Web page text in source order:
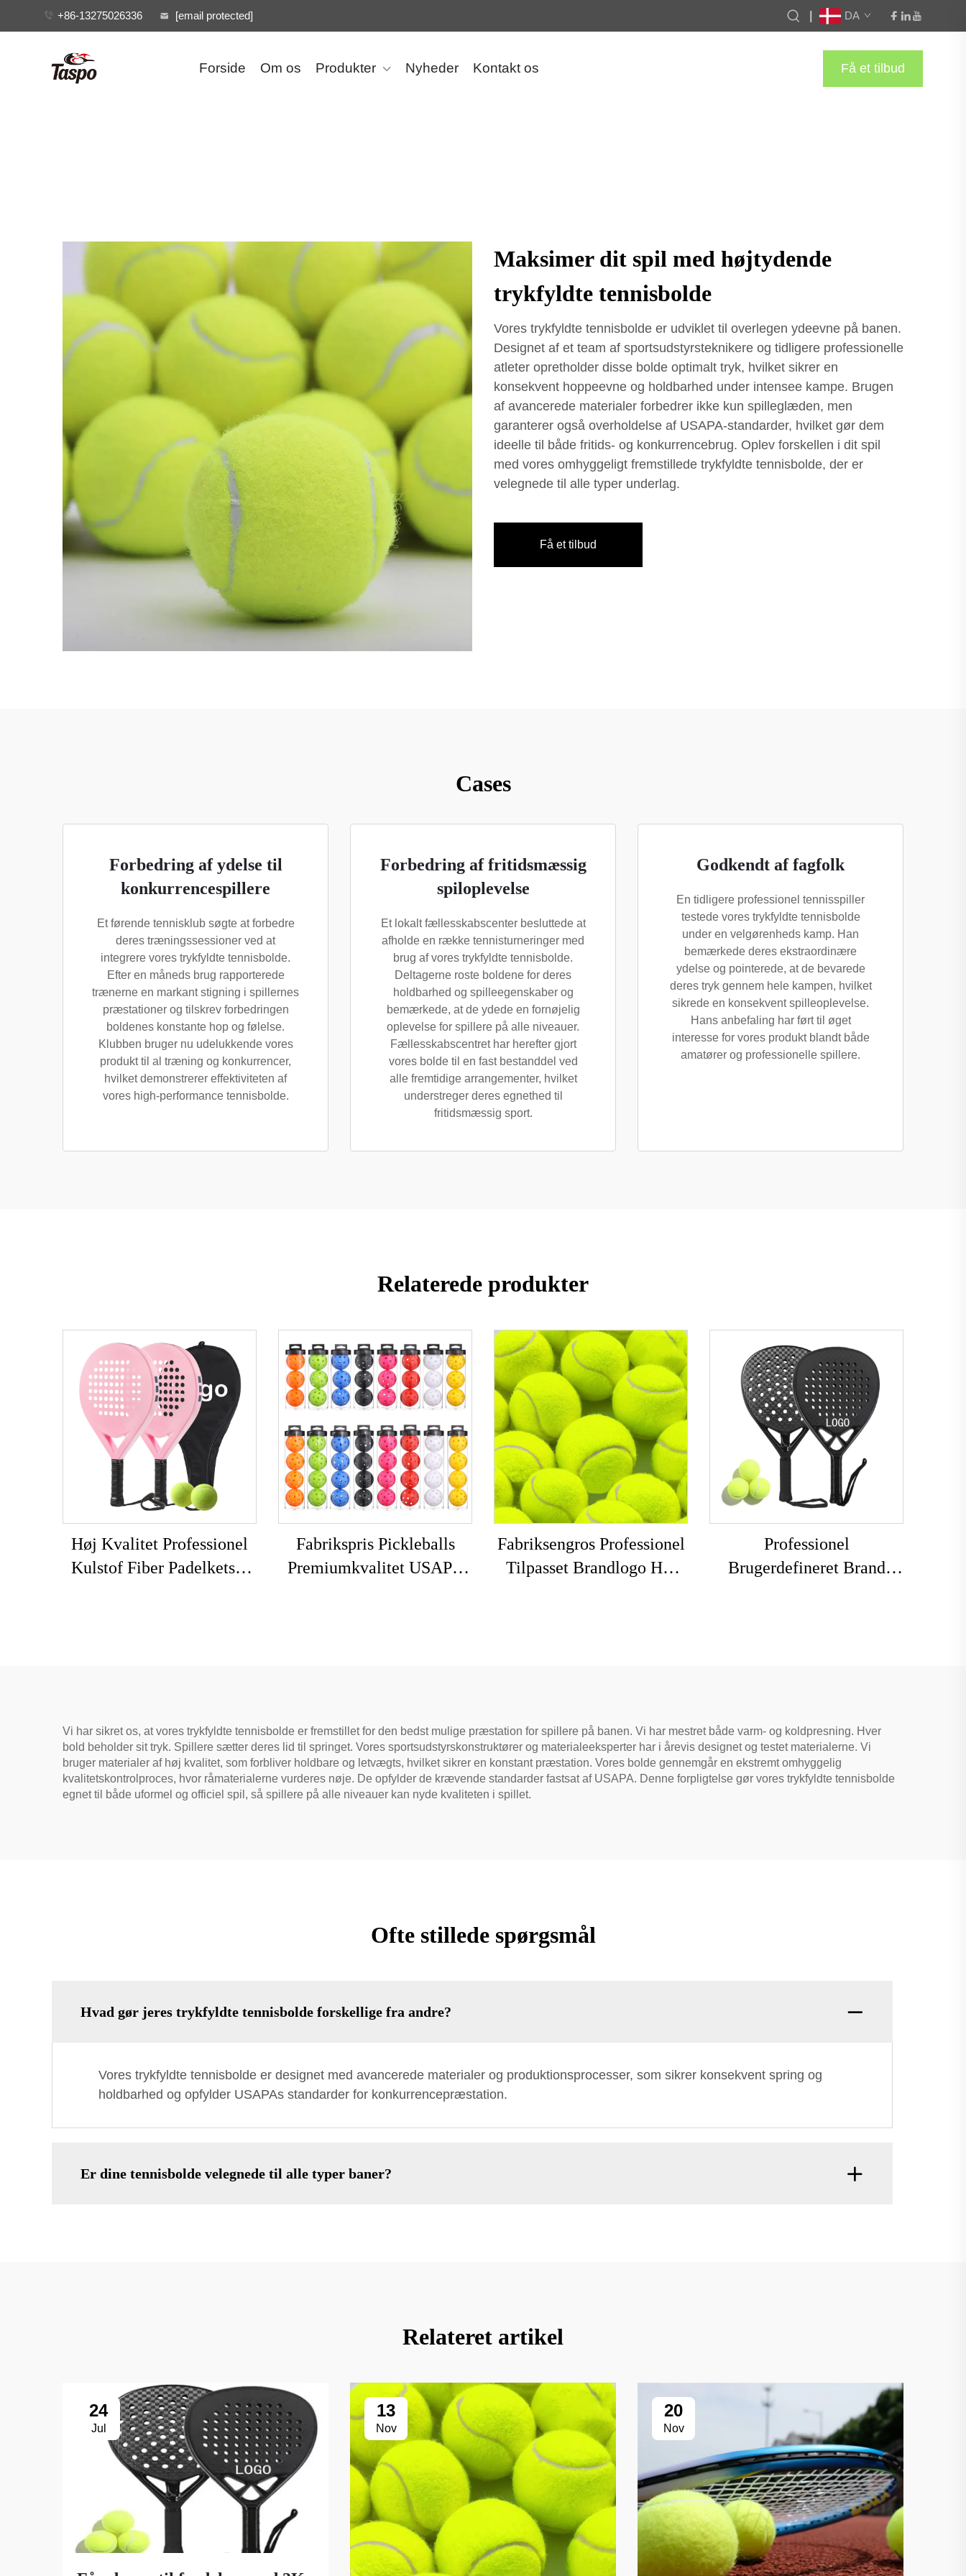
+86-13275026336 [email protected] DA
Forside Om os Produkter Nyheder Kontakt os Få et tilbud
Maksimer dit spil med højtydende
trykfyldte tennisbolde
Vores trykfyldte tennisbolde er udviklet til overlegen ydeevne på banen.
Designet af et team af sportsudstyrsteknikere og tidligere professionelle
atleter opretholder disse bolde optimalt tryk, hvilket sikrer en
konsekvent hoppeevne og holdbarhed under intensee kampe. Brugen
af avancerede materialer forbedrer ikke kun spilleglæden, men
garanterer også overholdelse af USAPA-standarder, hvilket gør dem
ideelle til både fritids- og konkurrencebrug. Oplev forskellen i dit spil
med vores omhyggeligt fremstillede trykfyldte tennisbolde, der er
velegnede til alle typer underlag.
Få et tilbud
Cases
Forbedring af ydelse til
konkurrencespillere
Et førende tennisklub søgte at forbedre
deres træningssessioner ved at
integrere vores trykfyldte tennisbolde.
Efter en måneds brug rapporterede
trænerne en markant stigning i spillernes
præstationer og tilskrev forbedringen
boldenes konstante hop og følelse.
Klubben bruger nu udelukkende vores
produkt til al træning og konkurrencer,
hvilket demonstrerer effektiviteten af
vores high-performance tennisbolde.
Forbedring af fritidsmæssig
spiloplevelse
Et lokalt fællesskabscenter besluttede at
afholde en række tennisturneringer med
brug af vores trykfyldte tennisbolde.
Deltagerne roste boldene for deres
holdbarhed og spilleegenskaber og
bemærkede, at de ydede en fornøjelig
oplevelse for spillere på alle niveauer.
Fællesskabscentret har herefter gjort
vores bolde til en fast bestanddel ved
alle fremtidige arrangementer, hvilket
understreger deres egnethed til
fritidsmæssig sport.
Godkendt af fagfolk
En tidligere professionel tennisspiller
testede vores trykfyldte tennisbolde
under en velgørenheds kamp. Han
bemærkede deres ekstraordinære
ydelse og pointerede, at de bevarede
deres tryk gennem hele kampen, hvilket
sikrede en konsekvent spilleoplevelse.
Hans anbefaling har ført til øget
interesse for vores produkt blandt både
amatører og professionelle spillere.
Relaterede produkter
Høj Kvalitet Professionel
Kulstof Fiber Padelketsje
Fabrikspris Pickleballs
Premiumkvalitet USAPA
Fabriksengros Professionel
Tilpasset Brandlogo Høj
Professionel
Brugerdefineret Brand
Vi har sikret os, at vores trykfyldte tennisbolde er fremstillet for den bedst mulige præstation for spillere på banen. Vi har mestret både varm- og koldpresning. Hver
bold beholder sit tryk. Spillere sætter deres lid til springet. Vores sportsudstyrskonstruktører og materialeeksperter har i årevis designet og testet materialerne. Vi
bruger materialer af høj kvalitet, som forbliver holdbare og letvægts, hvilket sikrer en konstant præstation. Vores bolde gennemgår en ekstremt omhyggelig
kvalitetskontrolproces, hvor råmaterialerne vurderes nøje. De opfylder de krævende standarder fastsat af USAPA. Denne forpligtelse gør vores trykfyldte tennisbolde
egnet til både uformel og officiel spil, så spillere på alle niveauer kan nyde kvaliteten i spillet.
Ofte stillede spørgsmål
Hvad gør jeres trykfyldte tennisbolde forskellige fra andre?
Vores trykfyldte tennisbolde er designet med avancerede materialer og produktionsprocesser, som sikrer konsekvent spring og
holdbarhed og opfylder USAPAs standarder for konkurrencepræstation.
Er dine tennisbolde velegnede til alle typer baner?
Relateret artikel
24
Jul
13
Nov
20
Nov